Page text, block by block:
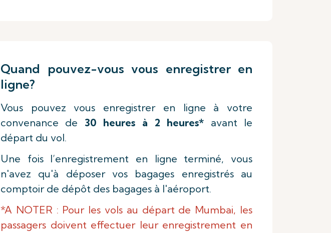
Quand pouvez-vous vous enregistrer en
ligne?
Vous pouvez vous enregistrer en ligne à votre
convenance de 30 heures à 2 heures* avant le
départ du vol.
Une fois l’enregistrement en ligne terminé, vous
n'avez qu'à déposer vos bagages enregistrés au
comptoir de dépôt des bagages à l'aéroport.
*A NOTER : Pour les vols au départ de Mumbai, les
passagers doivent effectuer leur enregistrement en